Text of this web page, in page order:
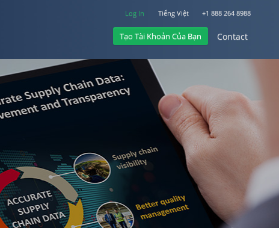
+1 888 264 8988
Tiếng Việt
Log In
Contact
Tạo Tài Khoản Của Bạn